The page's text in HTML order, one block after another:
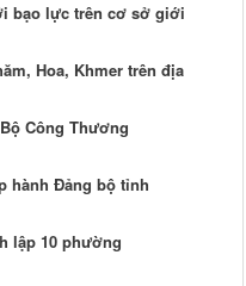
bạo lực trên cơ sở giới
Hoa, Khmer trên địa
Công Thương
hành Đảng bộ tỉnh
lập 10 phường